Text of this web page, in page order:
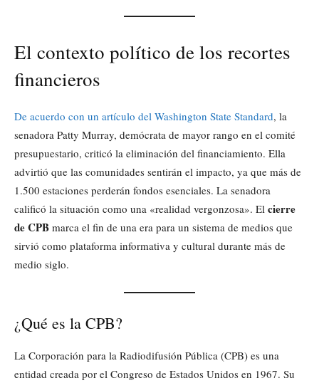
El contexto político de los recortes
financieros
De acuerdo con un artículo del Washington State Standard, la
senadora Patty Murray, demócrata de mayor rango en el comité
presupuestario, criticó la eliminación del financiamiento. Ella
advirtió que las comunidades sentirán el impacto, ya que más de
1.500 estaciones perderán fondos esenciales. La senadora
calificó la situación como una «realidad vergonzosa». El cierre
de CPB marca el fin de una era para un sistema de medios que
sirvió como plataforma informativa y cultural durante más de
medio siglo.
¿Qué es la CPB?
La Corporación para la Radiodifusión Pública (CPB) es una
entidad creada por el Congreso de Estados Unidos en 1967. Su